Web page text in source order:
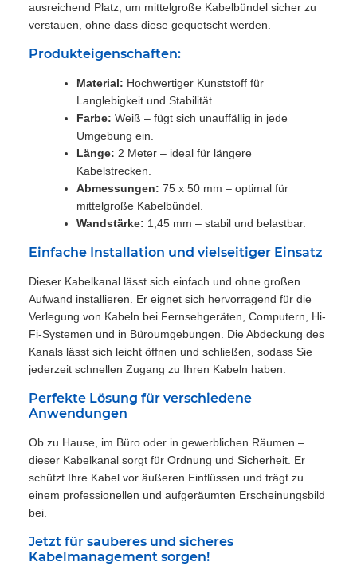
ausreichend Platz, um mittelgroße Kabelbündel sicher zu
verstauen, ohne dass diese gequetscht werden.
Produkteigenschaften:
Material: Hochwertiger Kunststoff für
Langlebigkeit und Stabilität.
Farbe: Weiß – fügt sich unauffällig in jede
Umgebung ein.
Länge: 2 Meter – ideal für längere
Kabelstrecken.
Abmessungen: 75 x 50 mm – optimal für
mittelgroße Kabelbündel.
Wandstärke: 1,45 mm – stabil und belastbar.
Einfache Installation und vielseitiger Einsatz
Dieser Kabelkanal lässt sich einfach und ohne großen
Aufwand installieren. Er eignet sich hervorragend für die
Verlegung von Kabeln bei Fernsehgeräten, Computern, Hi-
Fi-Systemen und in Büroumgebungen. Die Abdeckung des
Kanals lässt sich leicht öffnen und schließen, sodass Sie
jederzeit schnellen Zugang zu Ihren Kabeln haben.
Perfekte Lösung für verschiedene
Anwendungen
Ob zu Hause, im Büro oder in gewerblichen Räumen –
dieser Kabelkanal sorgt für Ordnung und Sicherheit. Er
schützt Ihre Kabel vor äußeren Einflüssen und trägt zu
einem professionellen und aufgeräumten Erscheinungsbild
bei.
Jetzt für sauberes und sicheres
Kabelmanagement sorgen!